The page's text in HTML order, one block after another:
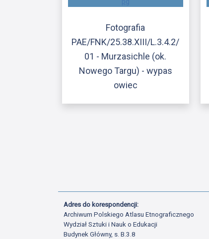
Fotografia
PAE/FNK/25.38.XIII/L.3.4.2/
01 - Murzasichle (ok.
Nowego Targu) - wypas
owiec
Adres do korespondencji:
Archiwum Polskiego Atlasu Etnograficznego
Wydział Sztuki i Nauk o Edukacji
Budynek Główny, s. B.3.8